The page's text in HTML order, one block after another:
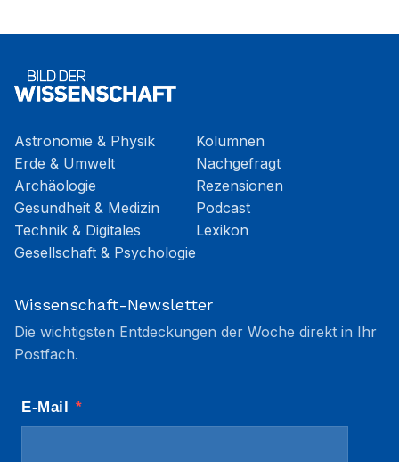
Astronomie & Physik
Erde & Umwelt
Archäologie
Gesundheit & Medizin
Technik & Digitales
Gesellschaft & Psychologie
Kolumnen
Nachgefragt
Rezensionen
Podcast
Lexikon
Wissenschaft-Newsletter
Die wichtigsten Entdeckungen der Woche direkt in Ihr
Postfach.